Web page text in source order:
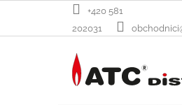
+420 581
202031